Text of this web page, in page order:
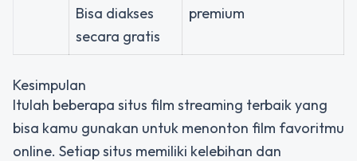
Bisa diakses
secara gratis
premium
Kesimpulan
Itulah beberapa situs film streaming terbaik yang
bisa kamu gunakan untuk menonton film favoritmu
online. Setiap situs memiliki kelebihan dan